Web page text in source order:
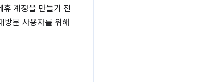
계정을 만들기 전
문 사용자를 위해